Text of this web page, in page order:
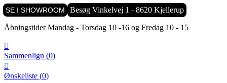

Åbningstider Mandag - Torsdag 10 -16 og Fredag 10 - 15

Sammenlign (0)

Ønskeliste (0)
SE I SHOWROOM Besøg Vinkelvej 1 - 8620 Kjellerup